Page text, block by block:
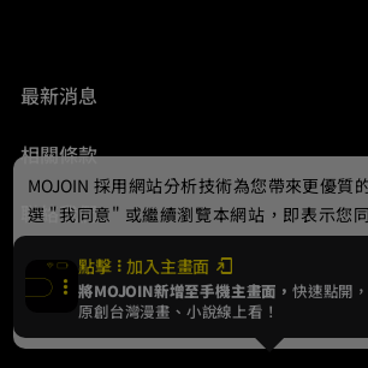
最新消息
相關條款
聯絡我們
© 2024 gamania Digital
點擊 加入主畫面
將MOJOIN新增至手機主畫面，快速點開
原創台灣漫畫、小說線上看！
MOJOIN 採用網站分析技術為您帶來更優質
選 "我同意" 或繼續瀏覽本網站，即表示您
Cookie，欲瞭解更多資訊請見隱私權政策。
我同意